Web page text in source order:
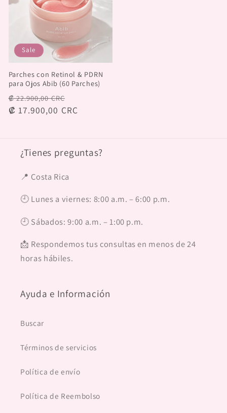
Sale
Parches con Retinol & PDRN
para Ojos Abib (60 Parches)
Regular
price
₡ 22.900,00 CRC
price
₡ 17.900,00 CRC
¿Tienes preguntas?
📍 Costa Rica
🕘 Lunes a viernes: 8:00 a.m. – 6:00 p.m.
🕘 Sábados: 9:00 a.m. – 1:00 p.m.
📩 Respondemos tus consultas en menos de 24
horas hábiles.
Ayuda e Información
Buscar
Términos de servicios
Política de envío
Política de Reembolso